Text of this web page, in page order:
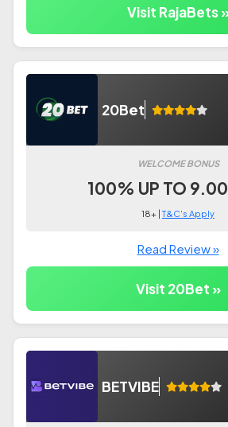
Visit RajaBets
20Bet
WELCOME BONUS
100% UP TO
18+ |T&C's Apply
Read Review »
Visit 20Bet »
BETVIBE